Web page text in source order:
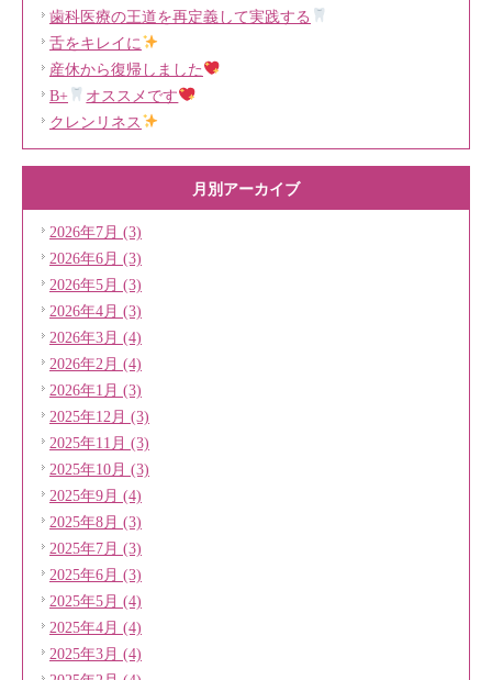
歯科医療の王道を再定義して実践する
舌をキレイに
産休から復帰しました
B+
オススメです
クレンリネス
月別アーカイブ
2026年7月 (3)
2026年6月 (3)
2026年5月 (3)
2026年4月 (3)
2026年3月 (4)
2026年2月 (4)
2026年1月 (3)
2025年12月 (3)
2025年11月 (3)
2025年10月 (3)
2025年9月 (4)
2025年8月 (3)
2025年7月 (3)
2025年6月 (3)
2025年5月 (4)
2025年4月 (4)
2025年3月 (4)